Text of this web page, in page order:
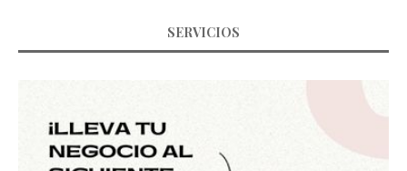
SERVICIOS